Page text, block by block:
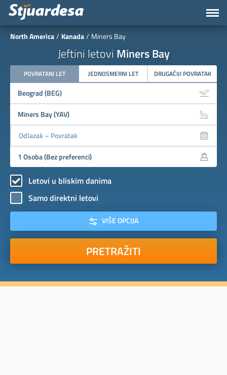
North America Kanada Miners Bay
Jeftini letovi Miners Bay
POVRATANI LET JEDNOSMERNI LET DRUGAČIJI POVRATAK
Letovi u bliskim danima
Samo direktni letovi
VIŠE OPCIJA
PRETRAŽITI